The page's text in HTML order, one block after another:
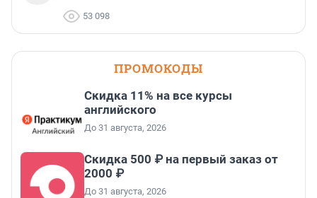
53 098
ПРОМОКОДЫ
Скидка 11% на все курсы
английского
До 31 августа, 2026
Скидка 500 ₽ на первый заказ от
2000 ₽
До 31 августа, 2026